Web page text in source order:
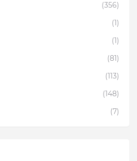
(356)
(1)
(1)
(81)
(113)
(148)
(7)